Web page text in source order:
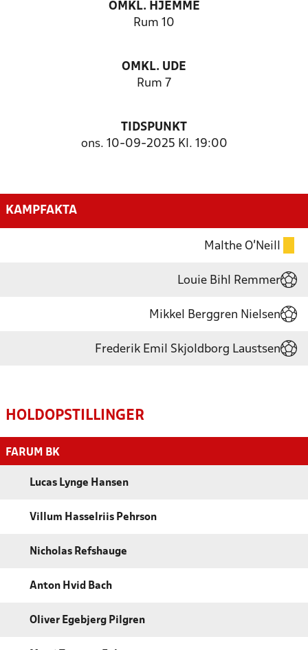
OMKL. HJEMME
Rum 10
OMKL. UDE
Rum 7
TIDSPUNKT
ons. 10-09-2025 Kl. 19:00
KAMPFAKTA
Malthe O'Neill
Louie Bihl Remmer
Mikkel Berggren Nielsen
Frederik Emil Skjoldborg Laustsen
HOLDOPSTILLINGER
FARUM BK
Lucas Lynge Hansen
Villum Hasselriis Pehrson
Nicholas Refshauge
Anton Hvid Bach
Oliver Egebjerg Pilgren